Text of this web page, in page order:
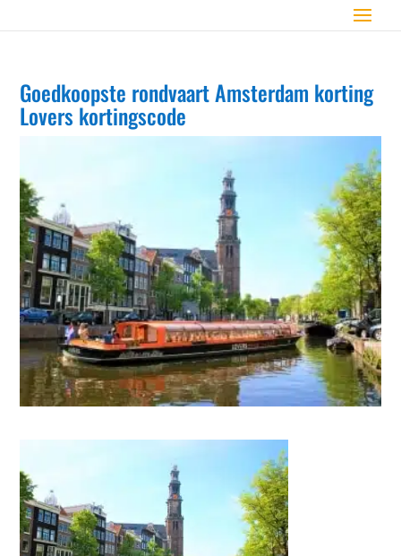
Goedkoopste rondvaart Amsterdam korting
Lovers kortingscode